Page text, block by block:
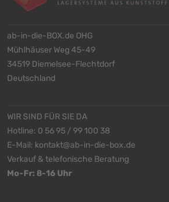
ab-in-die-BOX.de OHG
Mühlhäuser Weg 45-49
34519 Diemelsee-Flechtdorf
Deutschland
WIR SIND FÜR SIE DA
Hotline: 0 56 95 / 99 100 38
E-Mail: kontakt@ab-in-die-box.de
Verkauf & telefonische Beratung
Mo-Fr: 8-16 Uhr